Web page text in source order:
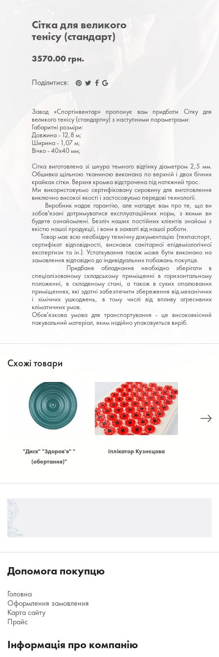
Сітка для великого
тенісу (стандарт)
3570.00 грн.
Поділитися:
Завод «Спортінвентар» пропонує вам придбати Сітку для
великого тенісу (стандартну) з наступними параметрами:
Габаритні розміри:
Довжина - 12,8 м;
Ширина - 1,07 м;
Вічко - 40х40 мм;
Сітка виготовлена зі шнура темного відтінку діаметром 2,5 мм.
Обшивка щільною тканиною виконана по верхній і двох бічних
крайках сітки. Верхня кромка відстрочена під натяжний трос.
Ми використовуємо сертифіковану сировину для виготовлення
виключно високої якості і застосовуємо передові технології.
Виробник надає гарантію, але нагадує вам про те, що ви
зобов'язані дотримуватися експлуатаційних норм, з якими ви
будете ознайомлені. Безліч наших постійних клієнтів знайомі з
якістю нашої продукції, і вони в захваті від нашої роботи.
Товар має всю необхідну технічну документацію (техпаспорт,
сертифікат відповідності, висновок санітарної епідеміологічної
експертизи та ін.). Устаткування також може бути виконано на
замовлення відповідно до індивідуальних побажань покупця.
Придбане обладнання необхідно зберігати в
спеціалізованому складському приміщенні в горизонтальному
положенні, в складеному стані, а також в сухих опалюваних
приміщеннях, які здатні забезпечити збереження від механічних
і хімічних ушкоджень, в тому числі від впливу агресивних
кліматичних умов.
Обов'язкова умова для транспортування - це високоякісний
пакувальний матеріал, яким надійно упаковується виріб.
Схожі товари
"Здоров'я" "
(обертання)"
Іплікатор Кузнєцова
Допомога покупцю
Головна
Оформлення замовлення
Карта сайту
Прайс
Інформація про компанію